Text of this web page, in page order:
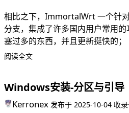
相比之下，ImmortalWrt 一个针
分支，集成了许多国内用户常用
塞过多的东西，并且更新挺快的；
阅读全文
Windows安装-分区与引导
Kerronex 发布于 2025-10-04 收